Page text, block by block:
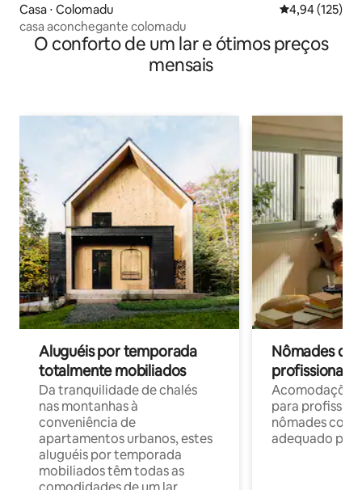
Casa ⋅ Colomadu 4,94 de uma
4,94 (125)
casa aconchegante colomadu
O conforto de um lar e ótimos preços
mensais
Aluguéis por temporada
totalmente mobiliados
Da tranquilidade de chalés
nas montanhas à
conveniência de
apartamentos urbanos, estes
aluguéis por temporada
mobiliados têm todas as
Nômades
profissionais
para
nômades com
adequado